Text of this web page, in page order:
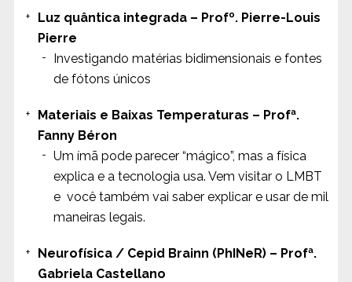
Luz quântica integrada – Profº. Pierre-Louis
Pierre
Investigando matérias bidimensionais e fontes
de fótons únicos
Materiais e Baixas Temperaturas – Profª.
Fanny Béron
Um ímã pode parecer “mágico”, mas a física
explica e a tecnologia usa. Vem visitar o LMBT
e você também vai saber explicar e usar de mil
maneiras legais.
Neurofísica / Cepid Brainn (PhINeR) – Profª.
Gabriela Castellano